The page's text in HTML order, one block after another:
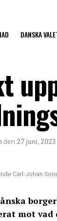
DANSKA
den 27 juni, 2023
Carl-Johan
mot vad